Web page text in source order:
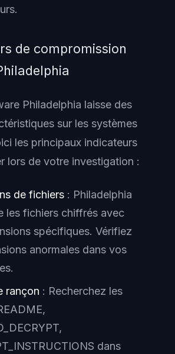
de compromission
Philadelphia laisse des
sur les systèmes
les principaux indicateurs
lors de votre investigation :
de fichiers : Philadelphia
les fichiers chiffrés avec
spécifiques. Vérifiez
anormales dans vos
rançon : Recherchez les
dans